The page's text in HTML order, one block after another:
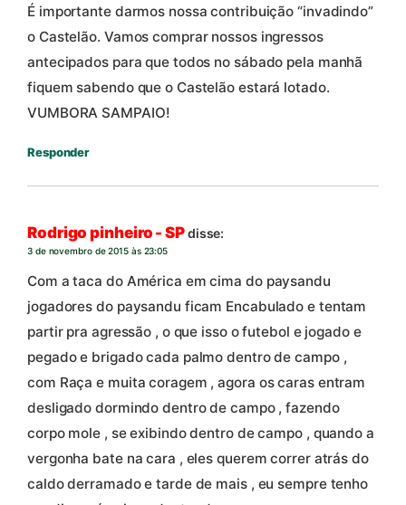
É importante darmos nossa contribuição “invadindo”
o Castelão. Vamos comprar nossos ingressos
antecipados para que todos no sábado pela manhã
fiquem sabendo que o Castelão estará lotado.
VUMBORA SAMPAIO!
Responder
Rodrigo pinheiro - SPdisse:
3 de novembro de 2015 às 23:05
Com a taca do América em cima do paysandu
jogadores do paysandu ficam Encabulado e tentam
partir pra agressão , o que isso o futebol e jogado e
pegado e brigado cada palmo dentro de campo ,
com Raça e muita coragem , agora os caras entram
desligado dormindo dentro de campo , fazendo
corpo mole , se exibindo dentro de campo , quando a
vergonha bate na cara , eles querem correr atrás do
caldo derramado e tarde de mais , eu sempre tenho